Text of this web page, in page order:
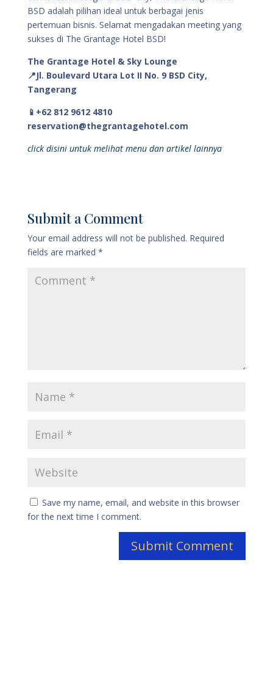
BSD adalah pilihan ideal untuk berbagai jenis
pertemuan bisnis. Selamat mengadakan meeting yang
sukses di The Grantage Hotel BSD!
The Grantage Hotel & Sky Lounge
📍Jl. Boulevard Utara Lot II No. 9 BSD City,
Tangerang
📱+62 812 9612 4810
reservation@thegrantagehotel.com
click disini untuk melihat menu dan artikel lainnya
Submit a Comment
Your email address will not be published. Required
fields are marked *
Save my name, email, and website in this browser
for the next time I comment.